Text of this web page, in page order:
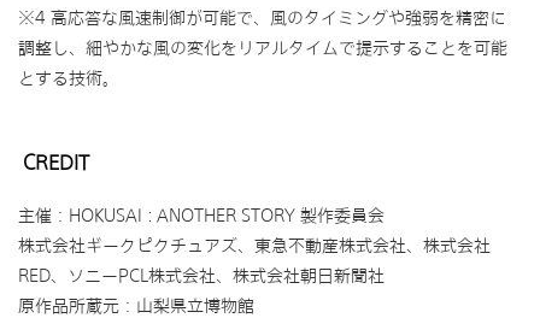
※4 高応答な風速制御が可能で、風のタイミングや強弱を精密に
調整し、細やかな風の変化をリアルタイムで提示することを可能
とする技術。
CREDIT
主催：HOKUSAI : ANOTHER STORY 製作委員会
株式会社ギークピクチュアズ、東急不動産株式会社、株式会社
RED、ソニーPCL株式会社、株式会社朝日新聞社
原作品所蔵元：山梨県立博物館